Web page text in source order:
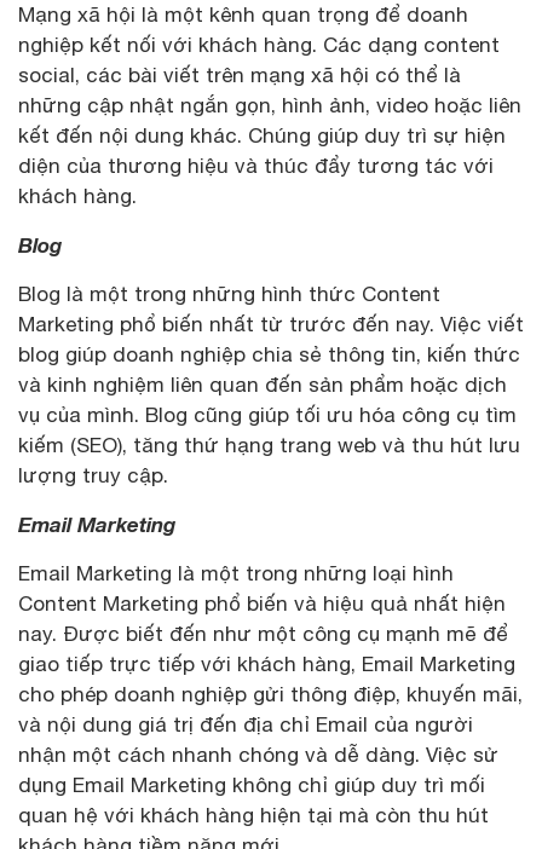
Mạng xã hội là một kênh quan trọng để doanh
nghiệp kết nối với khách hàng. Các dạng content
social, các bài viết trên mạng xã hội có thể là
những cập nhật ngắn gọn, hình ảnh, video hoặc liên
kết đến nội dung khác. Chúng giúp duy trì sự hiện
diện của thương hiệu và thúc đẩy tương tác với
khách hàng.
Blog
Blog là một trong những hình thức Content
Marketing phổ biến nhất từ trước đến nay. Việc viết
blog giúp doanh nghiệp chia sẻ thông tin, kiến thức
và kinh nghiệm liên quan đến sản phẩm hoặc dịch
vụ của mình. Blog cũng giúp tối ưu hóa công cụ tìm
kiếm (SEO), tăng thứ hạng trang web và thu hút lưu
lượng truy cập.
Email Marketing
Email Marketing là một trong những loại hình
Content Marketing phổ biến và hiệu quả nhất hiện
nay. Được biết đến như một công cụ mạnh mẽ để
giao tiếp trực tiếp với khách hàng, Email Marketing
cho phép doanh nghiệp gửi thông điệp, khuyến mãi,
và nội dung giá trị đến địa chỉ Email của người
nhận một cách nhanh chóng và dễ dàng. Việc sử
dụng Email Marketing không chỉ giúp duy trì mối
quan hệ với khách hàng hiện tại mà còn thu hút